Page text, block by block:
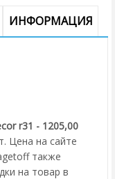
ИНФОРМАЦИЯ
r31 - 1205,00
Цена на сайте
также
на товар в